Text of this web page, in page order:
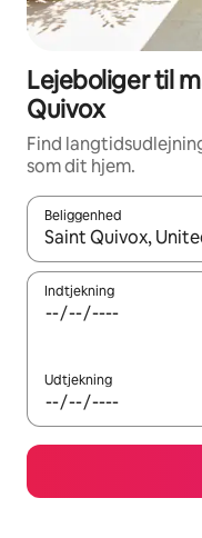
Lejeboliger til
Quivox
Find
som dit hjem.
Beliggenhed
Når resultaterne er
Indtjekning
Udtjekning